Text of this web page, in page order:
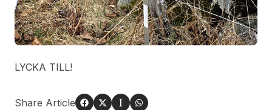
LYCKA TILL!
Share Article